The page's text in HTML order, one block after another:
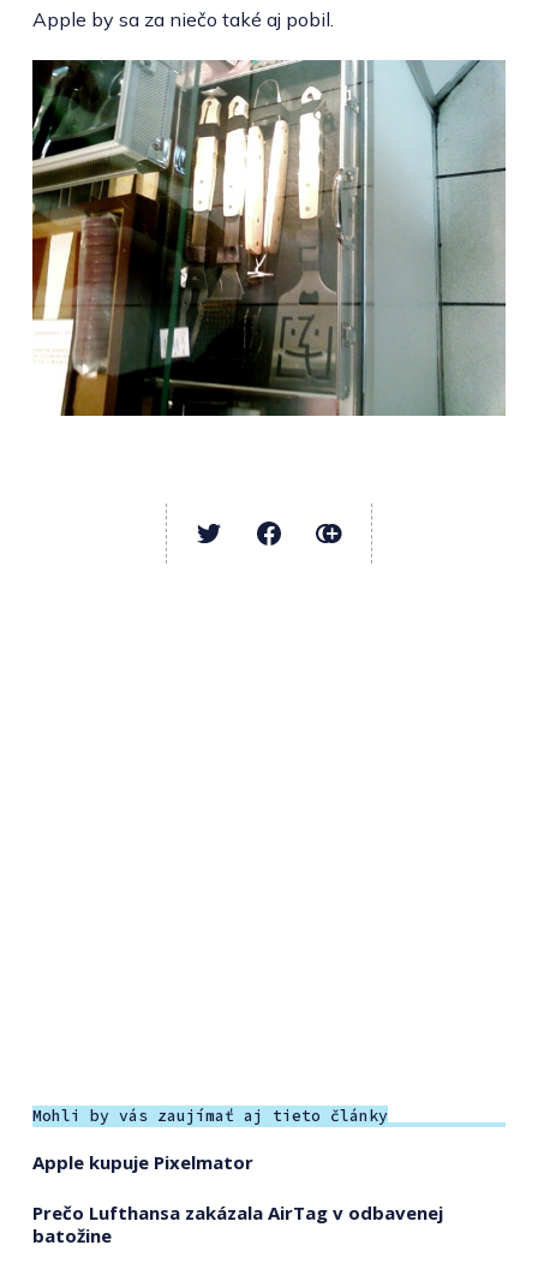
Apple by sa za niečo také aj pobil.
Mohli by vás zaujímať aj tieto články
Apple kupuje Pixelmator
Prečo Lufthansa zakázala AirTag v odbavenej
batožine